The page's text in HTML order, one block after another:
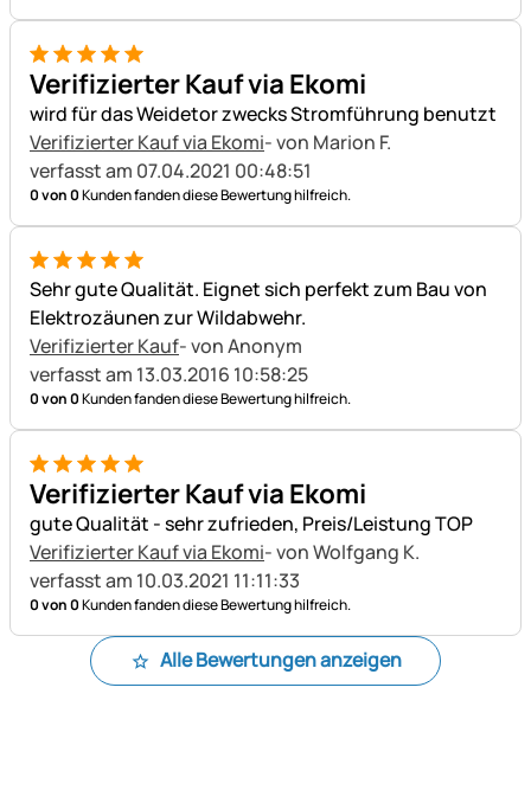
5 von 5
Verifizierter Kauf via Ekomi
wird für das Weidetor zwecks Stromführung benutzt
Verifizierter Kauf via Ekomi- von Marion F.
verfasst am 07.04.2021 00:48:51
0 von 0Kunden fanden diese Bewertung hilfreich.
5 von 5
Sehr gute Qualität. Eignet sich perfekt zum Bau von
Elektrozäunen zur Wildabwehr.
Verifizierter Kauf- von Anonym
verfasst am 13.03.2016 10:58:25
0 von 0Kunden fanden diese Bewertung hilfreich.
5 von 5
Verifizierter Kauf via Ekomi
gute Qualität - sehr zufrieden, Preis/Leistung TOP
Verifizierter Kauf via Ekomi- von Wolfgang K.
verfasst am 10.03.2021 11:11:33
0 von 0Kunden fanden diese Bewertung hilfreich.
Alle Bewertungen anzeigen